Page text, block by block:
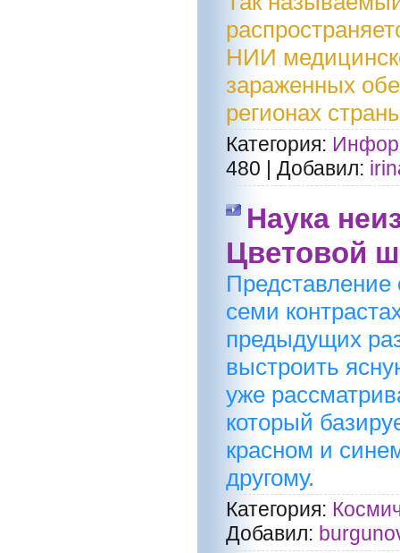
НИИ
зараженных
регионах
Категория:
480
Добавил:
Наука
Цветовой
Представление
семи
предыдущих
выстроить
уже
который
красном и
другому.
Категория:
Добавил: